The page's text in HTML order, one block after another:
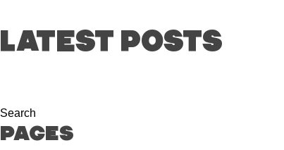
LATEST POSTS
PAGES